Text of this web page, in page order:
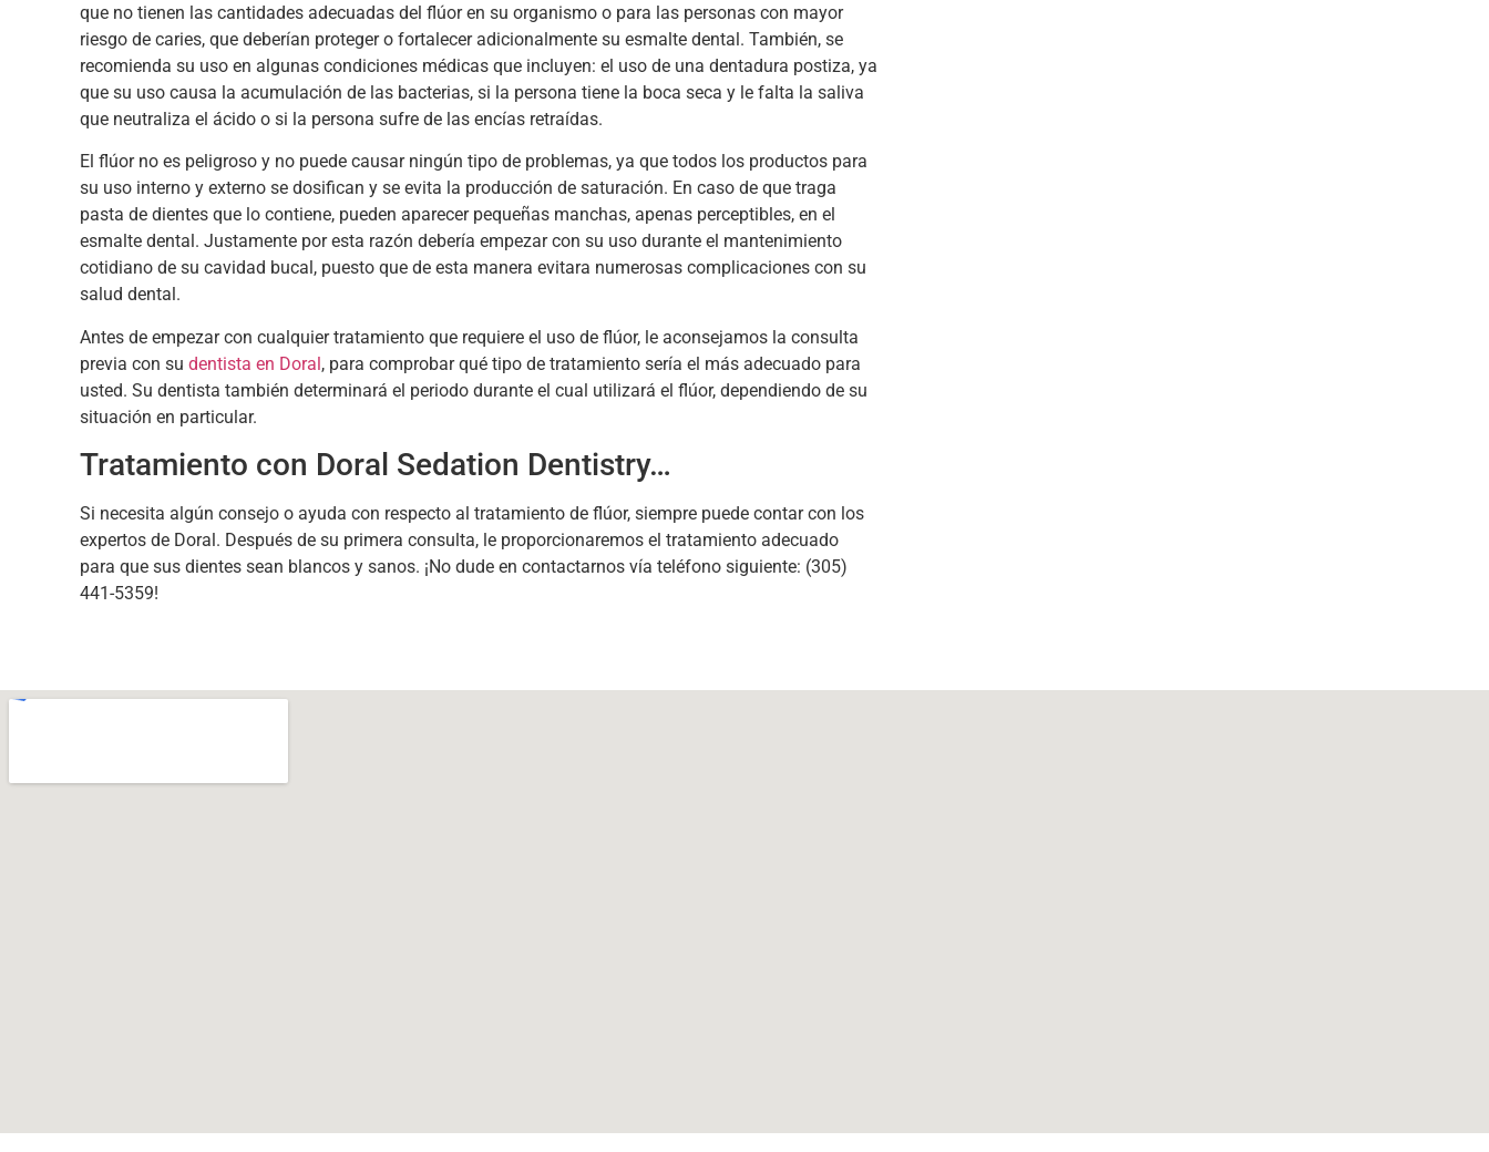
que no tienen las cantidades adecuadas del flúor en su organismo o para las personas con mayor
riesgo de caries, que deberían proteger o fortalecer adicionalmente su esmalte dental. También, se
recomienda su uso en algunas condiciones médicas que incluyen: el uso de una dentadura postiza, ya
que su uso causa la acumulación de las bacterias, si la persona tiene la boca seca y le falta la saliva
que neutraliza el ácido o si la persona sufre de las encías retraídas.
El flúor no es peligroso y no puede causar ningún tipo de problemas, ya que todos los productos para
su uso interno y externo se dosifican y se evita la producción de saturación. En caso de que traga
pasta de dientes que lo contiene, pueden aparecer pequeñas manchas, apenas perceptibles, en el
esmalte dental. Justamente por esta razón debería empezar con su uso durante el mantenimiento
cotidiano de su cavidad bucal, puesto que de esta manera evitara numerosas complicaciones con su
salud dental.
Antes de empezar con cualquier tratamiento que requiere el uso de flúor, le aconsejamos la consulta
previa con su dentista en Doral, para comprobar qué tipo de tratamiento sería el más adecuado para
usted. Su dentista también determinará el periodo durante el cual utilizará el flúor, dependiendo de su
situación en particular.
Tratamiento con Doral Sedation Dentistry…
Si necesita algún consejo o ayuda con respecto al tratamiento de flúor, siempre puede contar con los
expertos de Doral. Después de su primera consulta, le proporcionaremos el tratamiento adecuado
para que sus dientes sean blancos y sanos. ¡No dude en contactarnos vía teléfono siguiente: (305)
441-5359!